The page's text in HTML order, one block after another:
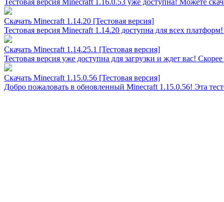
Скачать Minecraft 1.14.20 [Тестовая версия]
Тестовая версия Minecraft 1.14.20 доступна для всех
Скачать Minecraft 1.14.25.1 [Тестовая версия]
Тестовая версия уже доступна для загрузки и ждет вас!
Скачать Minecraft 1.15.0.56 [Тестовая версия]
Добро пожаловать в обновленный Minecraft 1.15.0.56! Эта